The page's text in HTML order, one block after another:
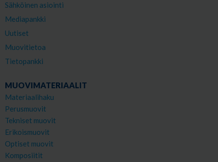
Sähköinen asiointi
Mediapankki
Uutiset
Muovitietoa
Tietopankki
MUOVIMATERIAALIT
Materiaalihaku
Perusmuovit
Tekniset muovit
Erikoismuovit
Optiset muovit
Komposiitit